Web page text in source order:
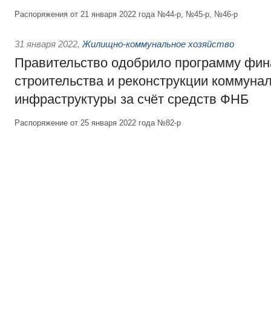
Распоряжения от 21 января 2022 года №44-р, №45-р, №46-р
31 января 2022, Жилищно-коммунальное хозяйство
Правительство одобрило программу
строительства и реконструкции
инфраструктуры за счёт средств ФНБ
Распоряжение от 25 января 2022 года №82-р